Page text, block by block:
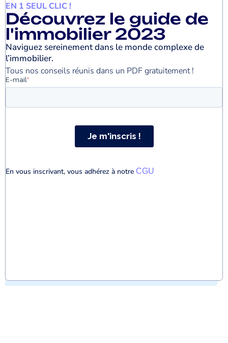
EN 1 SEUL CLIC !
Découvrez le guide de
l'immobilier 2023
Naviguez sereinement dans le monde complexe de
l’immobilier.
Tous nos conseils réunis dans un PDF gratuitement !
En vous inscrivant, vous adhérez à notre CGU